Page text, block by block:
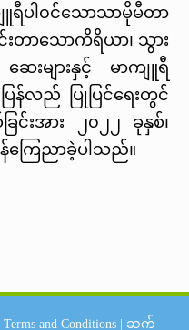
ပါ၀င်သောသာမိုမီတာ
းတာသောကိရိယာ၊ သွား
းများနှင့် မာကျူရီ
ြန်လည် ပြုပြင်ရေးတွင်
င်းအား ၂၀၂၂ ခုနှစ်၊
ြေညာခဲ့ပါသည်။
Terms and Conditions ဆက်